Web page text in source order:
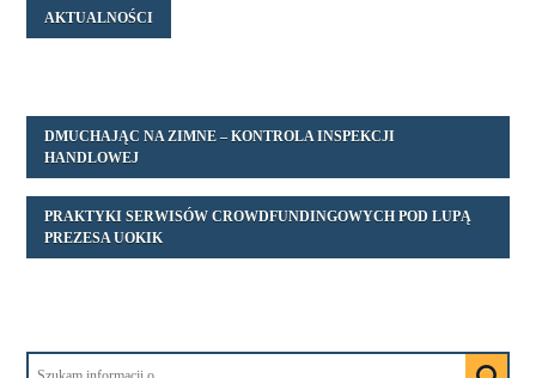
AKTUALNOŚCI
DMUCHAJĄC NA ZIMNE – KONTROLA INSPEKCJI
HANDLOWEJ
PRAKTYKI SERWISÓW CROWDFUNDINGOWYCH POD LUPĄ
PREZESA UOKIK